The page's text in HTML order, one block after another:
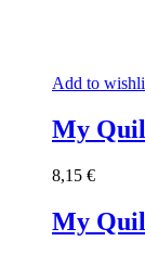
Add to
My
8,15 €
My